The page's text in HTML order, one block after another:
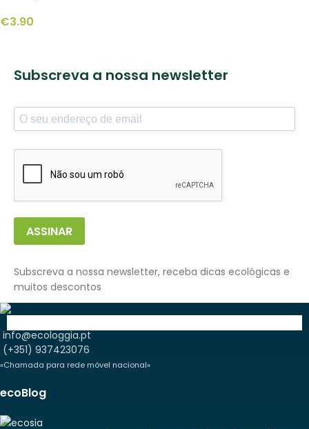
€3.90
Subscreva a nossa newsletter
ASSINAR
Subscreva a nossa newsletter, receba dicas ecológicas e
muitos descontos
info@ecologgia.pt
(+351) 937423076
«Chamada para rede móvel nacional»
ecoBlog